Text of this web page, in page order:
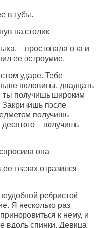
в губы.
на столик.
– простонала она и
ее остроумие.
ударе. Тебе
половины, двадцать
ты получишь широким
Закричишь после
получишь
– получишь
она.
глазах отразился
ребристой
Я несколько раз
к нему, и
вдоль спинки. Девица